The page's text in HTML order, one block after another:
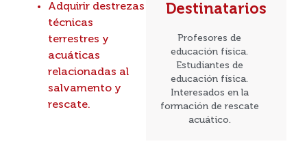
Adquirir destrezas
técnicas
terrestres y
acuáticas
relacionadas al
salvamento y
rescate.
Destinatarios
Profesores de
educación física.
Estudiantes de
educación física.
Interesados en la
formación de rescate
acuático.